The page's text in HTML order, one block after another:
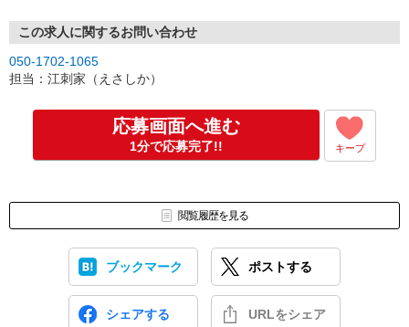
この求人に関するお問い合わせ
050-1702-1065
担当：江刺家（えさしか）
応募画面へ進む
1分で応募完了!! キープ
閲覧履歴を見る
ブックマーク ポストする
シェアする URLをシェア